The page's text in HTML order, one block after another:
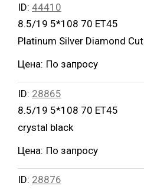
ID: 44410
8.5/19 5*108 70 ET45
Platinum Silver Diamond Cut
Цена: По запросу
ID: 28865
8.5/19 5*108 70 ET45
crystal black
Цена: По запросу
ID: 28876